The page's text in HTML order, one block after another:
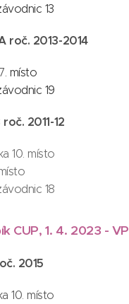
13
roč. 2013-2014
. místo
19
2011-12
10. místo
18
CUP, 1. 4. 2023 - VP
2015
10. místo